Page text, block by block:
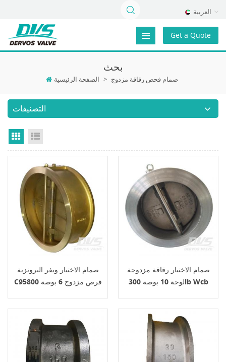
العربية
Get a Quote
بحث
الصفحة الرئيسية > صمام فحص رقاقة مزدوج
التصنيفات
Grid View
صمام الاختيار ويفر البرونزية
C95800 قرص مزدوج 6 بوصة
صمام الاختيار رقاقة مزدوجة
لوحة 10 بوصة 300lb Wcb